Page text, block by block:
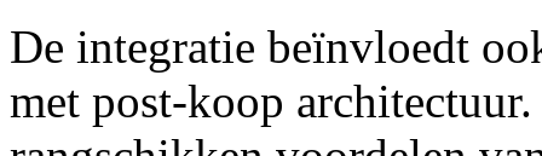
De integratie beïnvloedt
met post-koop